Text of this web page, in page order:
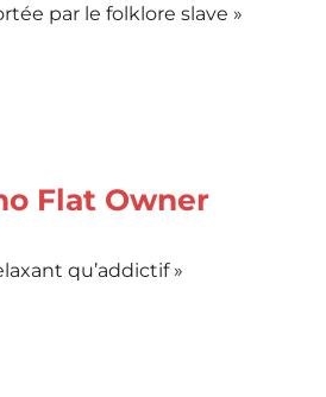
par le folklore slave »
Flat Owner
qu’addictif »